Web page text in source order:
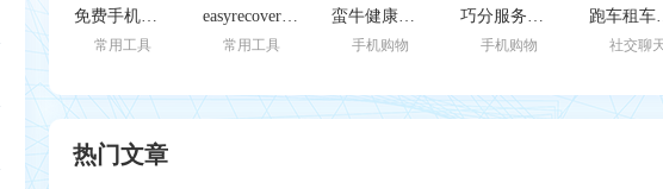
免费手机恢复大师安卓版
常用工具
easyrecovery手机版免费版
常用工具
蛮牛健康苹果版
手机购物
巧分服务苹果最新版
手机购物
跑
社交聊
热门文章